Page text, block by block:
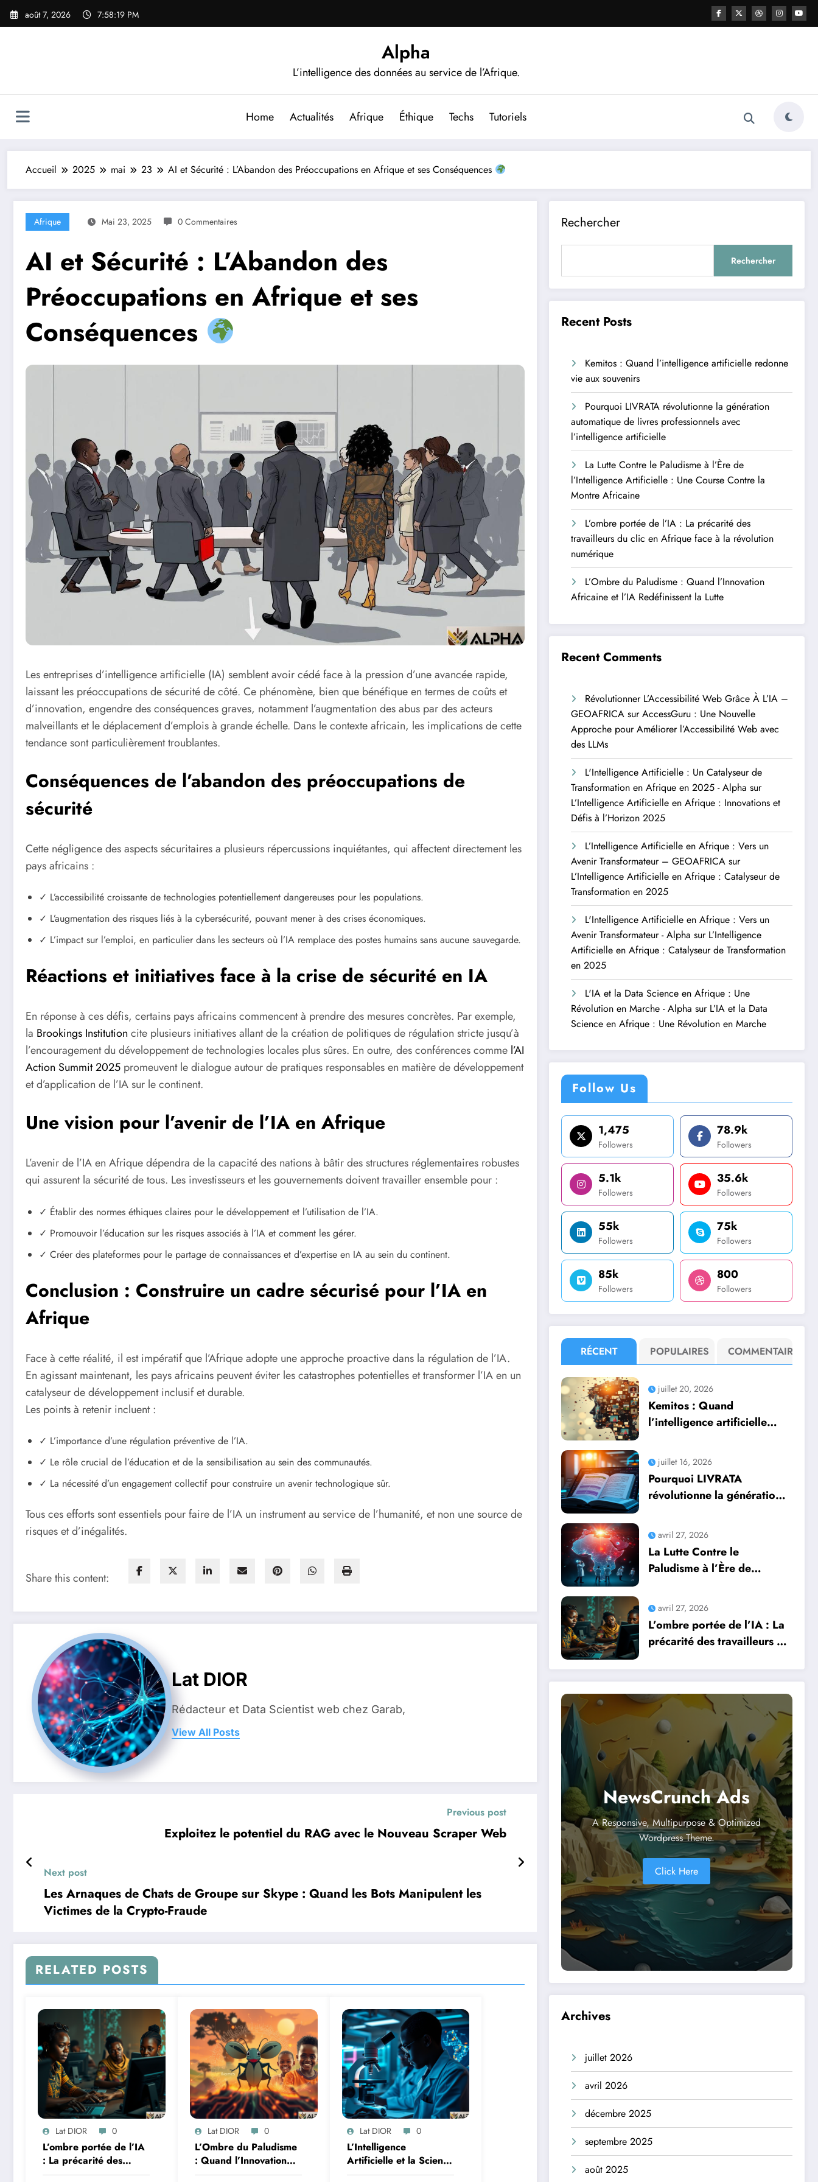
Aller
août 7, 2026 7:58:21 PM
Alpha
L’intelligence des données au service de l’Afrique.
Home Actualités Afrique Éthique Techs Tutoriels
Accueil 2025 mai 23 AI et Sécurité : L’Abandon des Préoccupations en Afrique et ses Conséquences
Afrique Mai 23, 2025 0 Commentaires
AI et Sécurité : L’Abandon des
Préoccupations en Afrique et ses
Conséquences
Les entreprises d’intelligence artificielle (IA) semblent avoir cédé face à la pression d’une avancée rapide,
laissant les préoccupations de sécurité de côté. Ce phénomène, bien que bénéfique en termes de coûts et
d’innovation, engendre des conséquences graves, notamment l’augmentation des abus par des acteurs
malveillants et le déplacement d’emplois à grande échelle. Dans le contexte africain, les implications de cette
tendance sont particulièrement troublantes.
Conséquences de l’abandon des préoccupations de
sécurité
Cette négligence des aspects sécuritaires a plusieurs répercussions inquiétantes, qui affectent directement les
pays africains :
✓ L’accessibilité croissante de technologies potentiellement dangereuses pour les populations.
✓ L’augmentation des risques liés à la cybersécurité, pouvant mener à des crises économiques.
✓ L’impact sur l’emploi, en particulier dans les secteurs où l’IA remplace des postes humains sans aucune sauvegarde.
Réactions et initiatives face à la crise de sécurité en IA
En réponse à ces défis, certains pays africains commencent à prendre des mesures concrètes. Par exemple,
la Brookings Institution cite plusieurs initiatives allant de la création de politiques de régulation stricte jusqu’à
l’encouragement du développement de technologies locales plus sûres. En outre, des conférences comme l’AI
Action Summit 2025 promeuvent le dialogue autour de pratiques responsables en matière de développement
et d’application de l’IA sur le continent.
Une vision pour l’avenir de l’IA en Afrique
L’avenir de l’IA en Afrique dépendra de la capacité des nations à bâtir des structures réglementaires robustes
qui assurent la sécurité de tous. Les investisseurs et les gouvernements doivent travailler ensemble pour :
✓ Établir des normes éthiques claires pour le développement et l’utilisation de l’IA.
✓ Promouvoir l’éducation sur les risques associés à l’IA et comment les gérer.
✓ Créer des plateformes pour le partage de connaissances et d’expertise en IA au sein du continent.
Conclusion : Construire un cadre sécurisé pour l’IA en
Afrique
Face à cette réalité, il est impératif que l’Afrique adopte une approche proactive dans la régulation de l’IA.
En agissant maintenant, les pays africains peuvent éviter les catastrophes potentielles et transformer l’IA en un
catalyseur de développement inclusif et durable.
Les points à retenir incluent :
✓ L’importance d’une régulation préventive de l’IA.
✓ Le rôle crucial de l’éducation et de la sensibilisation au sein des communautés.
✓ La nécessité d’un engagement collectif pour construire un avenir technologique sûr.
Tous ces efforts sont essentiels pour faire de l’IA un instrument au service de l’humanité, et non une source de
risques et d’inégalités.
Share this content:
Lat DIOR
Rédacteur et Data Scientist web chez Garab,
View All Posts
Previous post
Exploitez le potentiel du RAG avec le Nouveau Scraper Web
Next post
Les Arnaques de Chats de Groupe sur Skype : Quand les Bots Manipulent les
Victimes de la Crypto-Fraude
RELATED POSTS
Lat DIOR 0
L’ombre portée de l’IA
: La précarité des
travailleurs du clic en
Lat DIOR 0
L’Ombre du Paludisme
: Quand l’Innovation
Africaine et l’IA
Lat DIOR 0
L’Intelligence
Artificielle et la Science
des Données : Un
Rechercher
Rechercher
Recent Posts
Kemitos : Quand l’intelligence artificielle redonne
vie aux souvenirs
Pourquoi LIVRATA révolutionne la génération
automatique de livres professionnels avec
l’intelligence artificielle
La Lutte Contre le Paludisme à l’Ère de
l’Intelligence Artificielle : Une Course Contre la
Montre Africaine
L’ombre portée de l’IA : La précarité des
travailleurs du clic en Afrique face à la révolution
numérique
L’Ombre du Paludisme : Quand l’Innovation
Africaine et l’IA Redéfinissent la Lutte
Recent Comments
Révolutionner L’Accessibilité Web Grâce À L’IA –
GEOAFRICA surAccessGuru : Une Nouvelle
Approche pour Améliorer l’Accessibilité Web avec
des LLMs
L'Intelligence Artificielle : Un Catalyseur de
Transformation en Afrique en 2025 - Alpha sur
L’Intelligence Artificielle en Afrique : Innovations et
Défis à l’Horizon 2025
L’Intelligence Artificielle en Afrique : Vers un
Avenir Transformateur – GEOAFRICA sur
L’Intelligence Artificielle en Afrique : Catalyseur de
Transformation en 2025
L'Intelligence Artificielle en Afrique : Vers un
Avenir Transformateur - Alpha sur L’Intelligence
Artificielle en Afrique : Catalyseur de Transformation
en 2025
L'IA et la Data Science en Afrique : Une
Révolution en Marche - Alpha sur L’IA et la Data
Science en Afrique : Une Révolution en Marche
Follow Us
1,475
Followers
78.9k
Followers
5.1k
Followers
35.6k
Followers
55k
Followers
75k
Followers
85k
Followers
800
Followers
RÉCENT POPULAIRES COMMENTAIRE
juillet 20, 2026
Kemitos : Quand
l’intelligence artificielle
juillet 16, 2026
Pourquoi LIVRATA
révolutionne la génération
professionnels avec
l’intelligence artificielle
avril 27, 2026
La Lutte Contre le
Paludisme à l’Ère de
Une Course Contre la
Montre Africaine
avril 27, 2026
L’ombre portée de l’IA : La
précarité des travailleurs du
révolution numérique
NewsCrunch Ads
A Responsive, Multipurpose & Optimized
Wordpress Theme.
Click Here
Archives
juillet 2026
avril 2026
décembre 2025
septembre 2025
août 2025